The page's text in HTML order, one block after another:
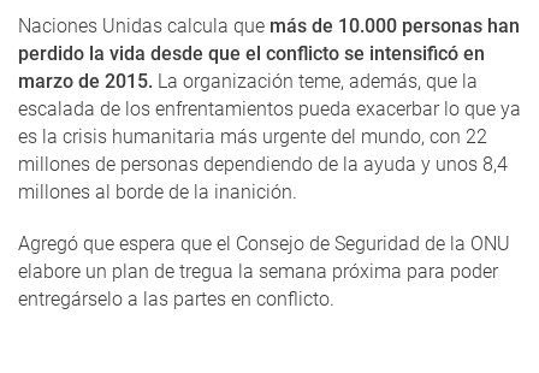
Naciones Unidas calcula que más de 10.000 personas han
perdido la vida desde que el conflicto se intensificó en
marzo de 2015. La organización teme, además, que la
escalada de los enfrentamientos pueda exacerbar lo que ya
es la crisis humanitaria más urgente del mundo, con 22
millones de personas dependiendo de la ayuda y unos 8,4
millones al borde de la inanición.
Agregó que espera que el Consejo de Seguridad de la ONU
elabore un plan de tregua la semana próxima para poder
entregárselo a las partes en conflicto.